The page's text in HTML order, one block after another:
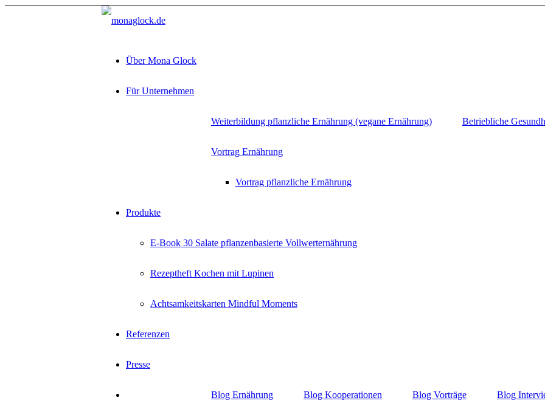
Über Mona Glock
Für Unternehmen
Weiterbildung pflanzliche Ernährung (vegane Ernährung) Betriebliche
Vortrag Ernährung
Vortrag pflanzliche Ernährung
Produkte
E-Book 30 Salate pflanzenbasierte Vollwerternährung
Rezeptheft Kochen mit Lupinen
Achtsamkeitskarten Mindful Moments
Referenzen
Presse
Blog Ernährung Blog Kooperationen Blog Vorträge Blog